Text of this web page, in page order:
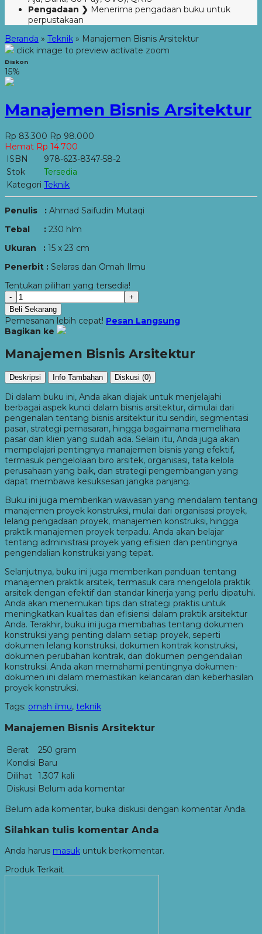
Pengadaan ❯ Menerima pengadaan buku untuk
perpustakaan
Beranda » Teknik » Manajemen Bisnis Arsitektur
click image to preview activate zoom
Diskon
15%
Manajemen Bisnis Arsitektur
Rp 83.300 Rp 98.000
Hemat Rp 14.700
ISBN
978-623-8347-58-2
Stok
Tersedia
Kategori Teknik
Penulis : Ahmad Saifudin Mutaqi
Tebal : 230 hlm
Ukuran : 15 x 23 cm
Penerbit : Selaras dan Omah Ilmu
Tentukan pilihan yang tersedia!
-
+
Beli Sekarang
Pemesanan lebih cepat! Pesan Langsung
Bagikan ke
Manajemen Bisnis Arsitektur
Deskripsi Info Tambahan Diskusi (0)
Di dalam buku ini, Anda akan diajak untuk menjelajahi
berbagai aspek kunci dalam bisnis arsitektur, dimulai dari
pengenalan tentang bisnis arsitektur itu sendiri, segmentasi
pasar, strategi pemasaran, hingga bagaimana memelihara
pasar dan klien yang sudah ada. Selain itu, Anda juga akan
mempelajari pentingnya manajemen bisnis yang efektif,
termasuk pengelolaan biro arsitek, organisasi, tata kelola
perusahaan yang baik, dan strategi pengembangan yang
dapat membawa kesuksesan jangka panjang.
Buku ini juga memberikan wawasan yang mendalam tentang
manajemen proyek konstruksi, mulai dari organisasi proyek,
lelang pengadaan proyek, manajemen konstruksi, hingga
praktik manajemen proyek terpadu. Anda akan belajar
tentang administrasi proyek yang efisien dan pentingnya
pengendalian konstruksi yang tepat.
Selanjutnya, buku ini juga memberikan panduan tentang
manajemen praktik arsitek, termasuk cara mengelola praktik
arsitek dengan efektif dan standar kinerja yang perlu dipatuhi.
Anda akan menemukan tips dan strategi praktis untuk
meningkatkan kualitas dan efisiensi dalam praktik arsitektur
Anda. Terakhir, buku ini juga membahas tentang dokumen
konstruksi yang penting dalam setiap proyek, seperti
dokumen lelang konstruksi, dokumen kontrak konstruksi,
dokumen perubahan kontrak, dan dokumen pengendalian
konstruksi. Anda akan memahami pentingnya dokumen-
dokumen ini dalam memastikan kelancaran dan keberhasilan
proyek konstruksi.
Tags: omah ilmu, teknik
Manajemen Bisnis Arsitektur
Berat
250 gram
Kondisi Baru
Dilihat 1.307 kali
Diskusi Belum ada komentar
Belum ada komentar, buka diskusi dengan komentar Anda.
Silahkan tulis komentar Anda
Anda harus masuk untuk berkomentar.
Produk Terkait